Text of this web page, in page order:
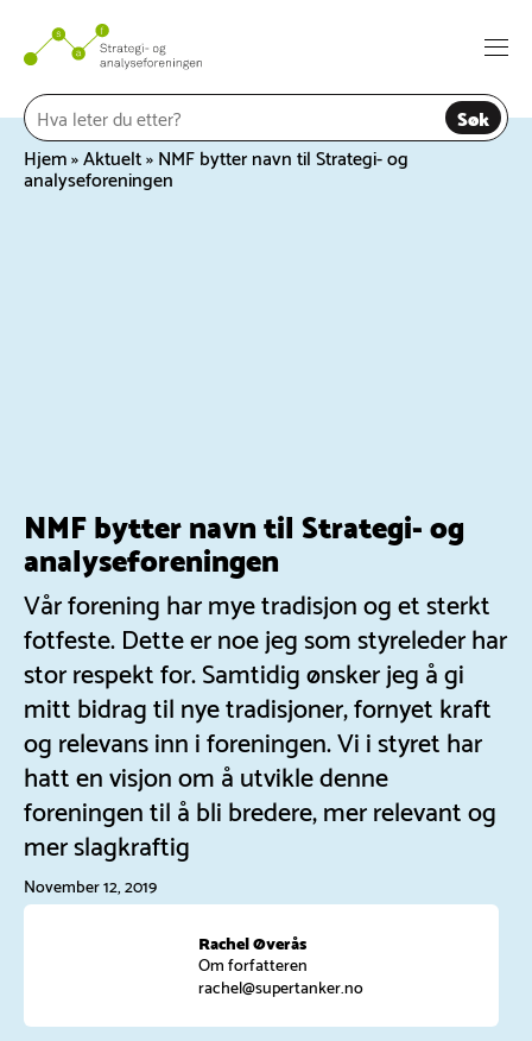
innhold
Søk
Hjem»Aktuelt»NMF bytter navn til Strategi- og
analyseforeningen
NMF bytter navn til Strategi- og
analyseforeningen
Vår forening har mye tradisjon og et sterkt
fotfeste. Dette er noe jeg som styreleder har
stor respekt for. Samtidig ønsker jeg å gi
mitt bidrag til nye tradisjoner, fornyet kraft
og relevans inn i foreningen. Vi i styret har
hatt en visjon om å utvikle denne
foreningen til å bli bredere, mer relevant og
mer slagkraftig
November 12, 2019
Rachel Øverås
Om forfatteren
rachel@supertanker.no